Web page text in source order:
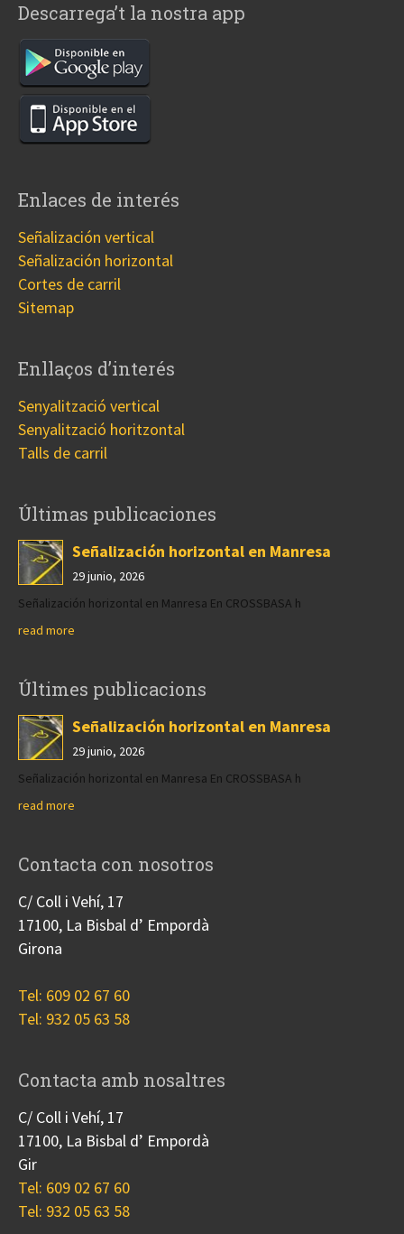
Descarrega’t la nostra app
Enlaces de interés
Señalización vertical
Señalización horizontal
Cortes de carril
Sitemap
Enllaços d’interés
Senyalització vertical
Senyalització horitzontal
Talls de carril
Últimas publicaciones
Señalización horizontal en Manresa
29 junio, 2026
Señalización horizontal en Manresa En CROSSBASA h
read more
Últimes publicacions
Señalización horizontal en Manresa
29 junio, 2026
Señalización horizontal en Manresa En CROSSBASA h
read more
Contacta con nosotros
C/ Coll i Vehí, 17
17100, La Bisbal d’ Empordà
Girona
Tel: 609 02 67 60
Tel: 932 05 63 58
Contacta amb nosaltres
C/ Coll i Vehí, 17
17100, La Bisbal d’ Empordà
Gir
Tel: 609 02 67 60
Tel: 932 05 63 58